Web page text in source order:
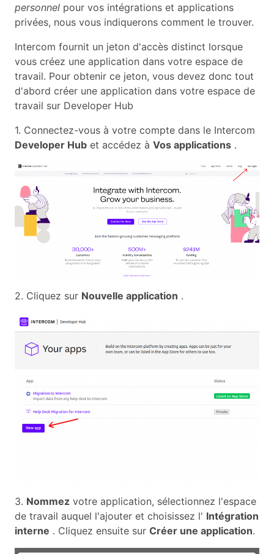
personnel pour vos intégrations et applications
privées, nous vous indiquerons comment le trouver.
Intercom fournit un jeton d'accès distinct lorsque
vous créez une application dans votre espace de
travail. Pour obtenir ce jeton, vous devez donc tout
d'abord créer une application dans votre espace de
travail sur Developer Hub
1. Connectez-vous à votre compte dans le Intercom
Developer Hub et accédez à Vos applications .
2. Cliquez sur Nouvelle application .
3. Nommez votre application, sélectionnez l'espace
de travail auquel l'ajouter et choisissez l' Intégration
interne . Cliquez ensuite sur Créer une application.